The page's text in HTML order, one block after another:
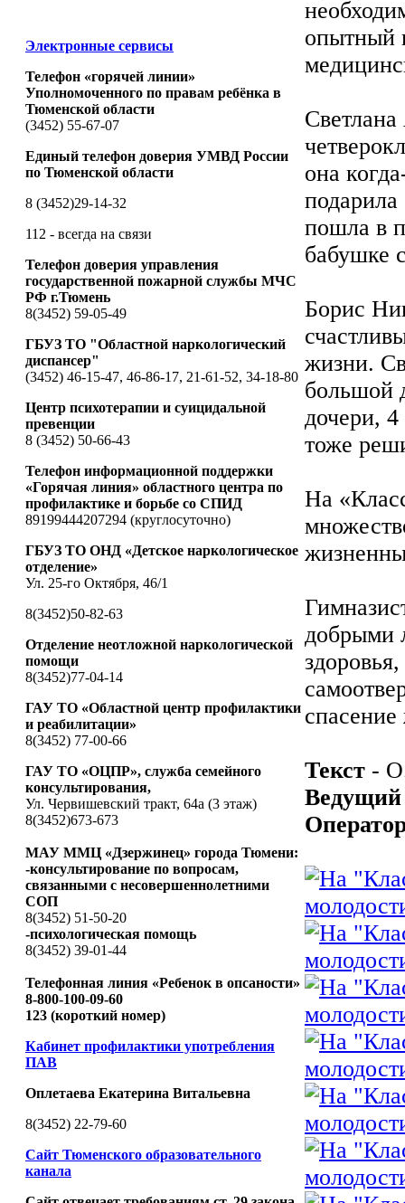
Электронные сервисы
Телефон «горячей линии»
Уполномоченного по правам ребёнка в
Тюменской области
(3452) 55-67-07
Единый телефон доверия УМВД России
по Тюменской области
8 (3452)29-14-32
112 - всегда на связи
Телефон доверия управления
государственной пожарной службы МЧС
РФ г.Тюмень
8(3452) 59-05-49
ГБУЗ ТО "Областной наркологический
диспансер"
(3452) 46-15-47, 46-86-17, 21-61-52, 34-18-80
Центр психотерапии и суицидальной
превенции
8 (3452) 50-66-43
Телефон информационной поддержки
«Горячая линия» областного центра по
профилактике и борьбе со СПИД
89199444207294 (круглосуточно)
ГБУЗ ТО ОНД «Детское наркологическое
отделение»
Ул. 25-го Октября, 46/1
8(3452)50-82-63
Отделение неотложной наркологической
помощи
8(3452)77-04-14
ГАУ ТО «Областной центр профилактики
и реабилитации»
8(3452) 77-00-66
ГАУ ТО «ОЦПР», служба семейного
консультирования,
Ул. Червишевский тракт, 64а (3 этаж)
8(3452)673-673
МАУ ММЦ «Дзержинец» города Тюмени:
-консультирование по вопросам,
связанными с несовершеннолетними
СОП
8(3452) 51-50-20
-психологическая помощь
8(3452) 39-01-44
Телефонная линия «Ребенок в опсаности»
8-800-100-09-60
123 (короткий номер)
Кабинет профилактики употребления
ПАВ
Оплетаева Екатерина Витальевна
8(3452) 22-79-60
Сайт Тюменского образовательного
канала
опытный
она
пошла в
бабушке
Борис
жизни.
большой
дочери,
тоже
На
добрыми
Текст -
Ведущий